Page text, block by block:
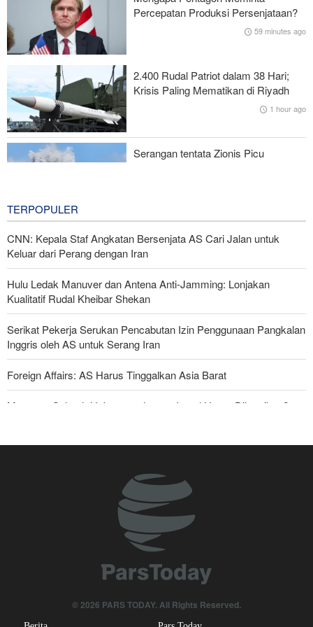
Puluhan Ribu Warga Kanada Dievakuasi Akibat Kebakaran Hutan
Sekjen Gerakan al-Nujaba Irak: Diplomasi dengan Arab Saudi
Gagal, Respons Militer Diperlukan
Menuju Pendidikan Tinggi Global; Iran-Indonesia Sepakati Kerja
Sama STEM
Percepatan Produksi Persenjataan?
59 minutes ago
2.400 Rudal Patriot dalam 38 Hari;
Krisis Paling Mematikan di Riyadh
1 hour ago
Serangan tentata Zionis Picu
TERPOPULER
CNN: Kepala Staf Angkatan Bersenjata AS Cari Jalan untuk
Keluar dari Perang dengan Iran
Hulu Ledak Manuver dan Antena Anti-Jamming: Lonjakan
Kualitatif Rudal Kheibar Shekan
Serikat Pekerja Serukan Pencabutan Izin Penggunaan Pangkalan
Inggris oleh AS untuk Serang Iran
Foreign Affairs: AS Harus Tinggalkan Asia Barat
Mengapa Seluruh Hubungan dengan Israel Harus Dihentikan?
Joe Kent: Komunitas Intelijen AS Tahu Iran Tidak Buat Nuklir, Tapi
Suara Mereka Dibungkam
Anggota Senior Ansarullah: Pernyataan DK PBB Tidak Layak
Legislator Irak: AS Sumber Utama Instabilitas di Kawasan
Mengapa Lobi Zionis di Amerika Tidak Lagi Seefektif Dulu?
© 2026 PARS TODAY. All Rights Reserved.